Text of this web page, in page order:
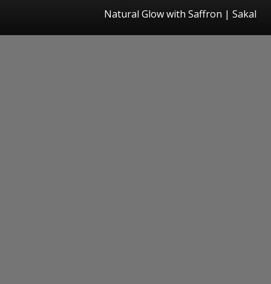
Natural Glow with Saffron | Sakal